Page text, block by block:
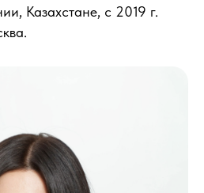
Казахстане, с 2019 г.